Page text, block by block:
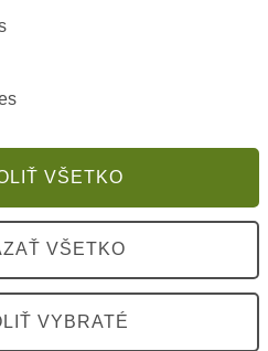
VŠETKO
VŠETKO
VYBRATÉ